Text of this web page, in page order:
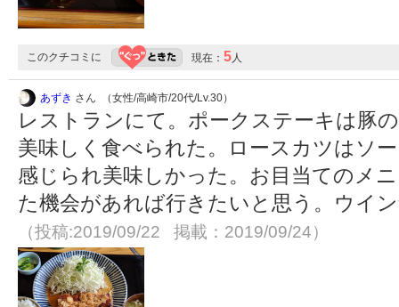
このクチコミに 現在： 5人
あずき さん （女性/高崎市/20代/Lv.30）
レストランにて。ポークステーキは豚
美味しく食べられた。ロースカツはソ
感じられ美味しかった。お目当てのメ
た機会があれば行きたいと思う。ウイ
（投稿:2019/09/22 掲載：2019/09/24）